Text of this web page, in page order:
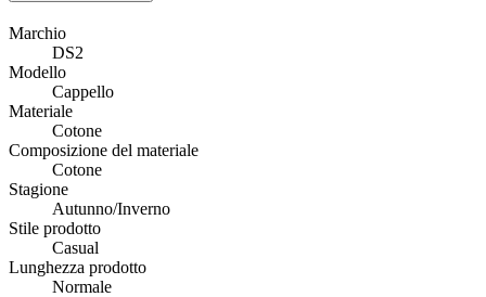
Marchio
DS2
Modello
Cappello
Materiale
Cotone
Composizione del materiale
Cotone
Stagione
Autunno/Inverno
Stile prodotto
Casual
Lunghezza prodotto
Normale